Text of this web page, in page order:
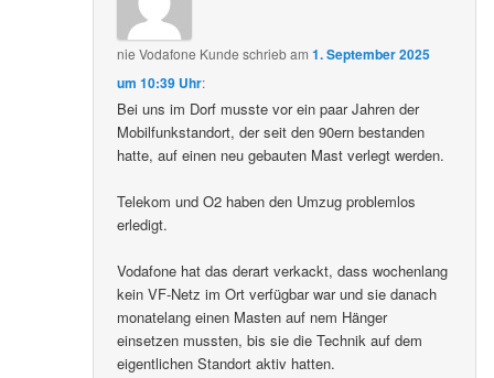
nie Vodafone Kunde schriebam1. September 2025
um 10:39 Uhr:
Bei uns im Dorf musste vor ein paar Jahren der
Mobilfunkstandort, der seit den 90ern bestanden
hatte, auf einen neu gebauten Mast verlegt werden.
Telekom und O2 haben den Umzug problemlos
erledigt.
Vodafone hat das derart verkackt, dass wochenlang
kein VF-Netz im Ort verfügbar war und sie danach
monatelang einen Masten auf nem Hänger
einsetzen mussten, bis sie die Technik auf dem
eigentlichen Standort aktiv hatten.